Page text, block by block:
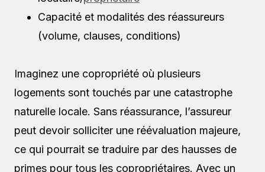
Capacité et modalités des réassureurs
(volume, clauses, conditions)
Imaginez une copropriété où plusieurs
logements sont touchés par une catastrophe
naturelle locale. Sans réassurance, l’assureur
peut devoir solliciter une réévaluation majeure,
ce qui pourrait se traduire par des hausses de
primes pour tous les copropriétaires. Avec un